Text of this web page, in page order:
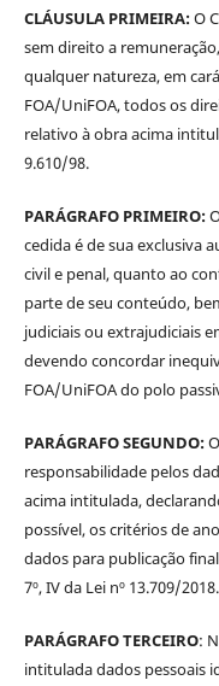
CLÁUSULA PRIMEIRA:O
sem direito a
qualquer natureza, em
FOA/UniFOA, todos os
relativo à obra acima
9.610/98.
PARÁGRAFO PRIMEIRO:
cedida é de sua exclusiva
civil e penal, quanto ao
parte de seu conteúdo,
judiciais ou extrajudiciais
devendo concordar
FOA/UniFOA do polo
PARÁGRAFO SEGUNDO:
responsabilidade pelos
acima intitulada,
possível, os critérios de
dados para publicação
7º, IV da Lei nº 13.709/2018.
PARÁGRAFO TERCEIRO:
intitulada dados pessoais